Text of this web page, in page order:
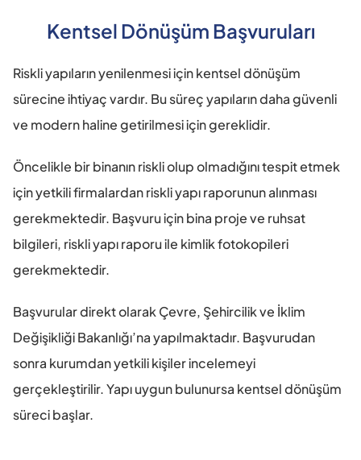
Kentsel Dönüşüm Başvuruları
Riskli yapıların yenilenmesi için kentsel dönüşüm
sürecine ihtiyaç vardır. Bu süreç yapıların daha güvenli
ve modern haline getirilmesi için gereklidir.
Öncelikle bir binanın riskli olup olmadığını tespit etmek
için yetkili firmalardan riskli yapı raporunun alınması
gerekmektedir. Başvuru için bina proje ve ruhsat
bilgileri, riskli yapı raporu ile kimlik fotokopileri
gerekmektedir.
Başvurular direkt olarak Çevre, Şehircilik ve İklim
Değişikliği Bakanlığı’na yapılmaktadır. Başvurudan
sonra kurumdan yetkili kişiler incelemeyi
gerçekleştirilir. Yapı uygun bulunursa kentsel dönüşüm
süreci başlar.